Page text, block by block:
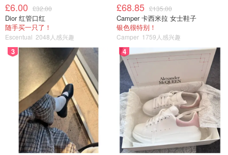
£6.00 £32.00
Dior 红管口红
随手买一只了！
Escentual 2048人感兴趣
£68.85 £135.00
Camper 卡西米拉 女士鞋子
银色很特别！
Camper 1759人感兴趣
3 4